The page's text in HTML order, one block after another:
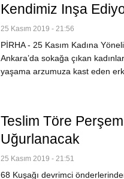
Kendimiz Inşa
25 Kasım 2019 - 21:56
PİRHA - 25 Kasım Kadına
Ankara’da sokağa çıkan
yaşama arzumuza kast eden
Teslim Töre
Uğurlanacak
25 Kasım 2019 - 21:51
68 Kuşağı devrimci